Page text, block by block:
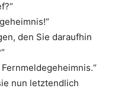
den Sie daraufhin
nun letztendlich